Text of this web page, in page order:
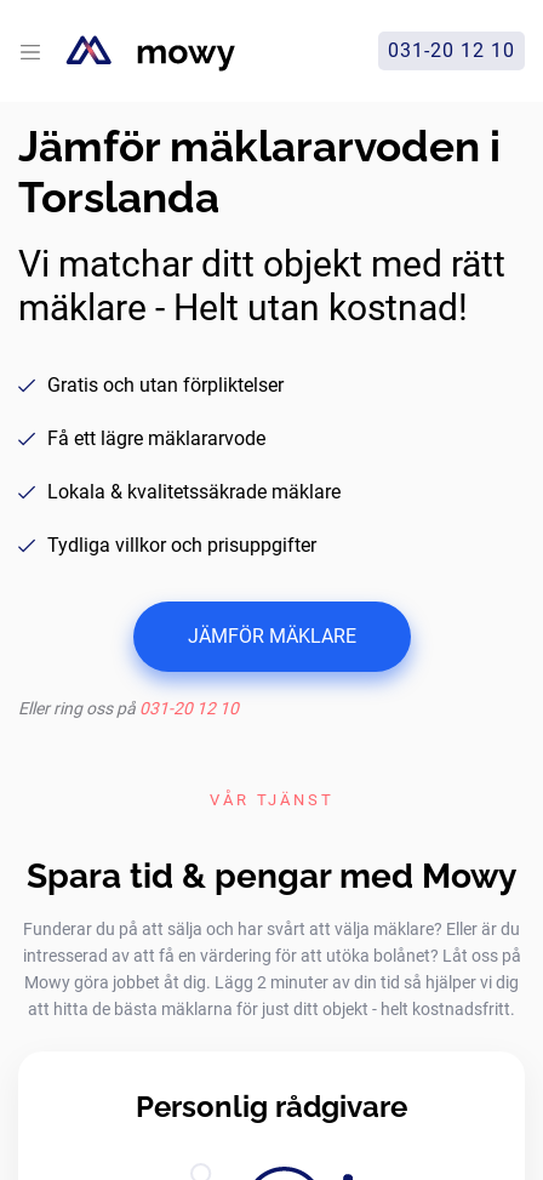
031-20 12 10
Jämför mäklararvoden i
Torslanda
Vi matchar ditt objekt med rätt
mäklare - Helt utan kostnad!
Gratis och utan förpliktelser
Få ett lägre mäklararvode
Lokala & kvalitetssäkrade mäklare
Tydliga villkor och prisuppgifter
JÄMFÖR MÄKLARE
Eller ring oss på 031-20 12 10
VÅR TJÄNST
Spara tid & pengar med Mowy
Funderar du på att sälja och har svårt att välja mäklare? Eller är du
intresserad av att få en värdering för att utöka bolånet? Låt oss på
Mowy göra jobbet åt dig. Lägg 2 minuter av din tid så hjälper vi dig
att hitta de bästa mäklarna för just ditt objekt - helt kostnadsfritt.
Personlig rådgivare